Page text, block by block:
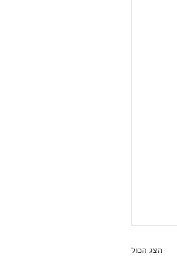
הצג הכול